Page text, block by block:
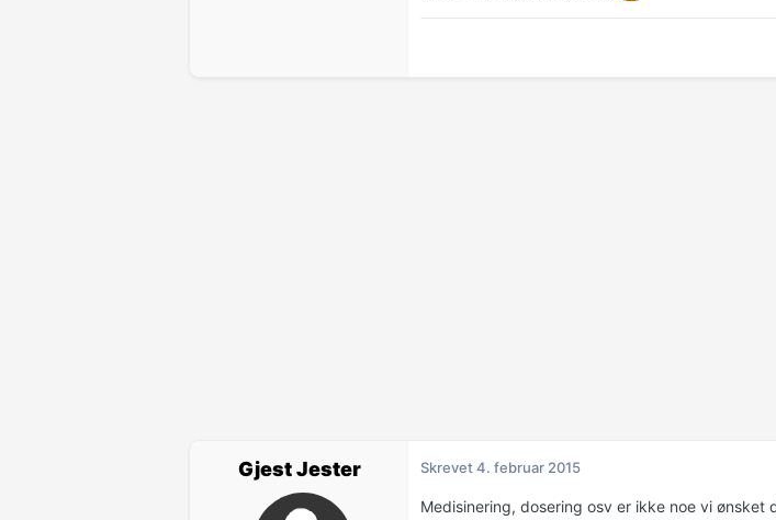
Gjest Jester Skrevet4. februar 2015
Medisinering, dosering osv er ikke noe vi ønsket